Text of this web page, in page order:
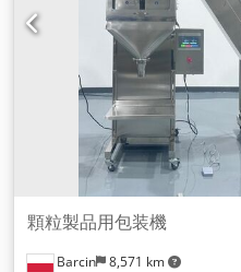
Barcin 8,571 km
顆粒製品用包装機